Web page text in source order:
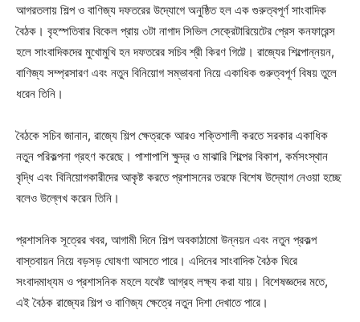
আগরতলায় শিল্প ও বাণিজ্য দফতরের উদ্যোগে অনুষ্ঠিত হল এক গুরুত্বপূর্ণ সাংবাদিক
বৈঠক। বৃহস্পতিবার বিকেল প্রায় ৩টা নাগাদ সিভিল সেক্রেটারিয়েটের প্রেস কনফারেন্স
হলে সাংবাদিকদের মুখোমুখি হন দফতরের সচিব শ্রী কিরণ গিট্টে। রাজ্যের শিল্পোন্নয়ন,
বাণিজ্য সম্প্রসারণ এবং নতুন বিনিয়োগ সম্ভাবনা নিয়ে একাধিক গুরুত্বপূর্ণ বিষয় তুলে
ধরেন তিনি।
বৈঠকে সচিব জানান, রাজ্যে শিল্প ক্ষেত্রকে আরও শক্তিশালী করতে সরকার একাধিক
নতুন পরিকল্পনা গ্রহণ করেছে। পাশাপাশি ক্ষুদ্র ও মাঝারি শিল্পের বিকাশ, কর্মসংস্থান
বৃদ্ধি এবং বিনিয়োগকারীদের আকৃষ্ট করতে প্রশাসনের তরফে বিশেষ উদ্যোগ নেওয়া হচ্ছে
বলেও উল্লেখ করেন তিনি।
প্রশাসনিক সূত্রের খবর, আগামী দিনে শিল্প অবকাঠামো উন্নয়ন এবং নতুন প্রকল্প
বাস্তবায়ন নিয়ে বড়সড় ঘোষণা আসতে পারে। এদিনের সাংবাদিক বৈঠক ঘিরে
সংবাদমাধ্যম ও প্রশাসনিক মহলে যথেষ্ট আগ্রহ লক্ষ্য করা যায়। বিশেষজ্ঞদের মতে,
এই বৈঠক রাজ্যের শিল্প ও বাণিজ্য ক্ষেত্রে নতুন দিশা দেখাতে পারে।